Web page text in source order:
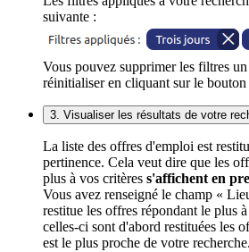
suivante :
Vous pouvez supprimer les filtres
réinitialiser en cliquant sur le
3. Visualiser les résultats de votre
La liste des offres d'emploi est
pertinence. Cela veut dire que les
plus à vos critères s'affichent en
Vous avez renseigné le champ «
restitue les offres répondant le plus
celles-ci sont d'abord restituées les
est le plus proche de votre recherche.